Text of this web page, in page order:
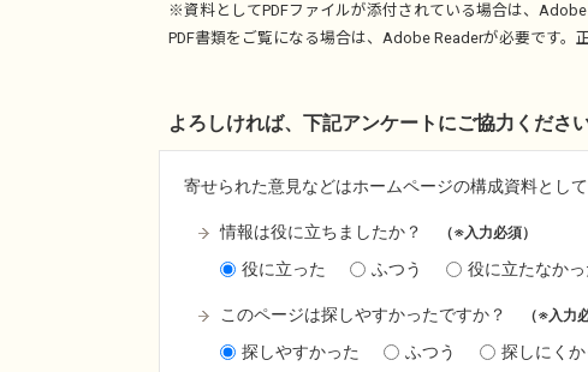
※資料としてPDFファイルが添付されている場合は、
PDF書類をご覧になる場合は、 Adobe Readerが必要です。